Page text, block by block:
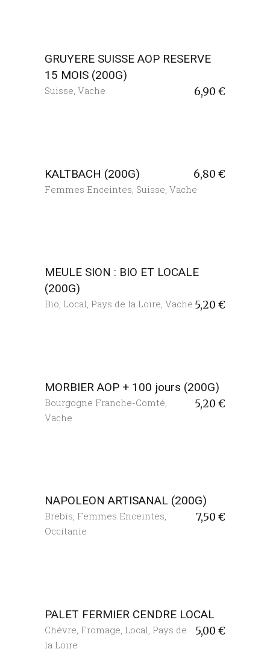
GRUYERE SUISSE AOP RESERVE
15 MOIS (200G)
6,90 €
Suisse, Vache
KALTBACH (200G) 6,80 €
Femmes Enceintes Suisse Vache
MEULE SION : BIO ET LOCALE
(200G)
5,20 €
Bio, Local, Pays de la Loire, Vache
MORBIER AOP + 100 jours (200G)
5,20 €
Bourgogne Franche-Comté
Vache
NAPOLEON ARTISANAL (200G)
7,50 €
Brebis, Femmes Enceintes,
Occitanie
PALET FERMIER CENDRE LOCAL
5,00 €
Chèvre Fromage Local Pays de
la Loire